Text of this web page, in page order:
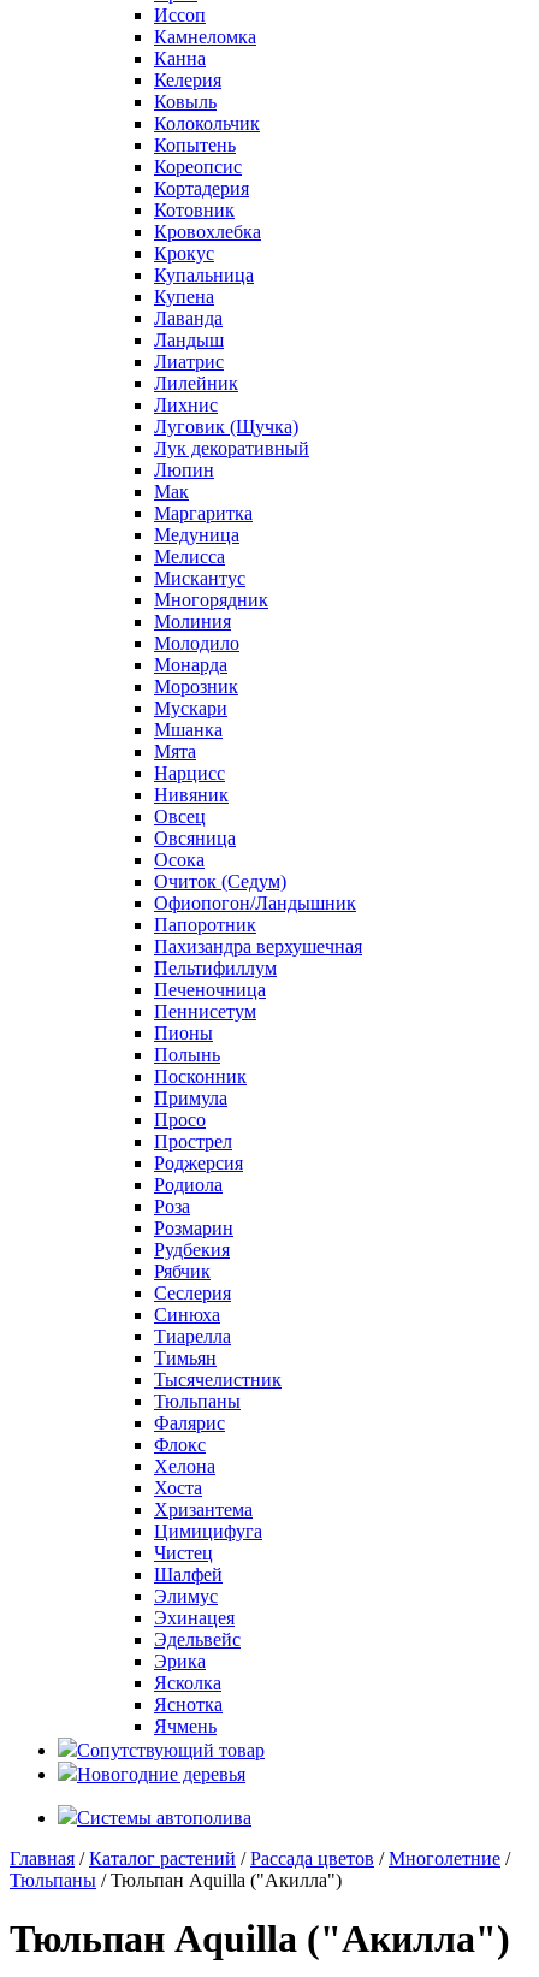
Иссоп
Камнеломка
Канна
Келерия
Ковыль
Колокольчик
Копытень
Кореопсис
Кортадерия
Котовник
Кровохлебка
Крокус
Купальница
Купена
Лаванда
Ландыш
Лиатрис
Лилейник
Лихнис
Луговик (Щучка)
Лук декоративный
Люпин
Мак
Маргаритка
Медуница
Мелисса
Мискантус
Многорядник
Молиния
Молодило
Монарда
Морозник
Мускари
Мшанка
Мята
Нарцисс
Нивяник
Овсец
Овсяница
Осока
Очиток (Седум)
Офиопогон/Ландышник
Папоротник
Пахизандра верхушечная
Пельтифиллум
Печеночница
Пеннисетум
Пионы
Полынь
Посконник
Примула
Просо
Прострел
Роджерсия
Родиола
Роза
Розмарин
Рудбекия
Рябчик
Сеслерия
Синюха
Тиарелла
Тимьян
Тысячелистник
Тюльпаны
Фалярис
Флокс
Хелона
Хоста
Хризантема
Цимицифуга
Чистец
Шалфей
Элимус
Эхинацея
Эдельвейс
Эрика
Ясколка
Яснотка
Ячмень
Сопутствующий товар
Новогодние деревья
Системы автополива
Главная /Каталог растений /Рассада цветов /Многолетние /
Тюльпаны / Тюльпан Aquilla ("Акилла")
Тюльпан Aquilla ("Акилла")